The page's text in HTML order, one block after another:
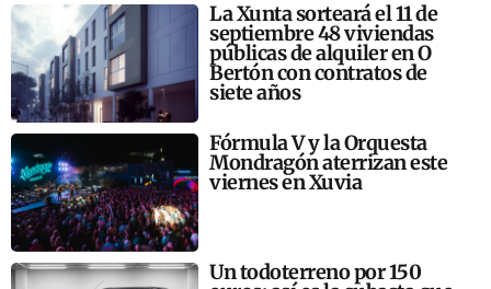
La Xunta sorteará el 11 de
septiembre 48 viviendas
públicas de alquiler en O
Bertón con contratos de
siete años
Fórmula V y la Orquesta
Mondragón aterrizan este
viernes en Xuvia
Un todoterreno por 150